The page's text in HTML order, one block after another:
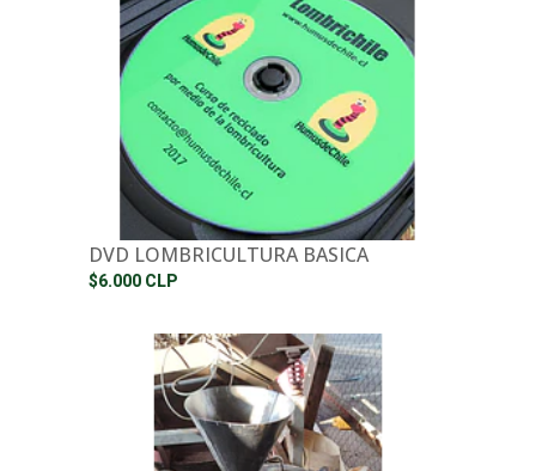
DVD LOMBRICULTURA BASICA
$6.000 CLP